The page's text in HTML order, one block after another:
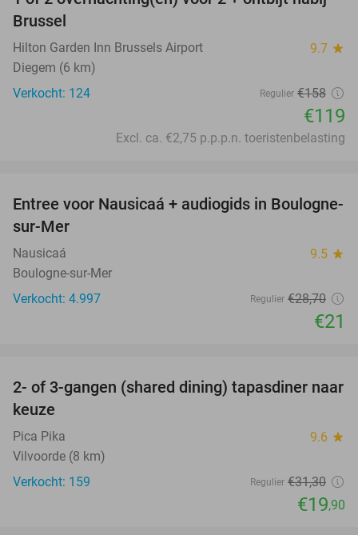
Brussel
Hilton Garden Inn Brussels Airport 9.7 star
Diegem (6 km)
Verkocht: 124
Regulier €158
€119
Excl. ca. €2,75 p.p.p.n. toeristenbelasting
27%
Entree voor Nausicaá + audiogids in Boulogne-
sur-Mer
Nausicaá 9.5 star
Boulogne-sur-Mer
Verkocht: 4.997
Regulier €28,70
€21
36%
2- of 3-gangen (shared dining) tapasdiner naar
keuze
Pica Pika 9.6 star
Vilvoorde (8 km)
Verkocht: 159
Regulier €31,30
€19,90